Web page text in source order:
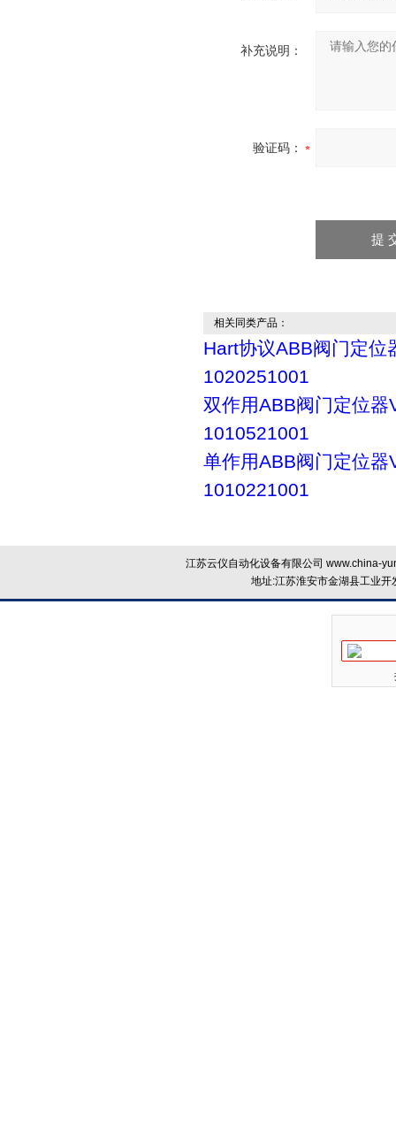
补充说明：
验证码：
相关同类产品：
Hart协议ABB阀门定位
1020251001
双作用ABB阀门定位器
1010521001
单作用ABB阀门定位器
1010221001
江苏云仪自动化设备有限公司 www.china-
地址:江苏淮安市金湖县工业